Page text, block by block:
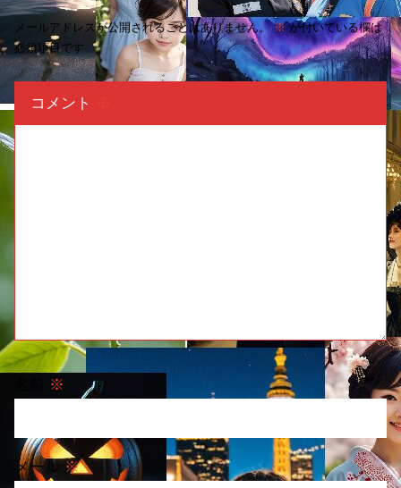
メールアドレスが公開されることはありません。 ※が付いている欄は
必須項目です
コメント
※
メール ※